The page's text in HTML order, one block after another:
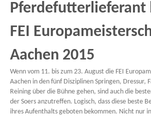
Pferdefutterlieferant
FEI
Aachen 2015
Wenn vom 11. bis zum 23. August die FEI
Aachen in den fünf Disziplinen Springen, Dressur,
Reining über die Bühne gehen, sind auch die
der Soers anzutreffen. Logisch, dass diese beste
ihres Aufenthalts geboten bekommen. Nicht nur